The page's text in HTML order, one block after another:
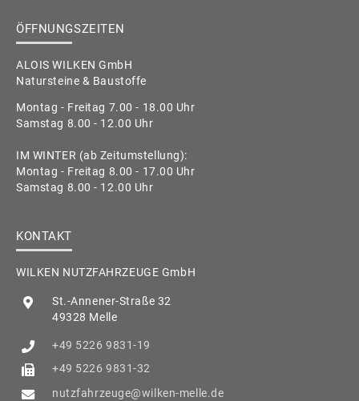
ÖFFNUNGSZEITEN
ALOIS WILKEN GmbH
Natursteine & Baustoffe
Montag - Freitag 7.00 - 18.00 Uhr
Samstag 8.00 - 12.00 Uhr
IM WINTER (ab Zeitumstellung):
Montag - Freitag 8.00 - 17.00 Uhr
Samstag 8.00 - 12.00 Uhr
KONTAKT
WILKEN NUTZFAHRZEUGE GmbH
St.-Annener-Straße 32
49328 Melle
+49 5226 9831-19
+49 5226 9831-32
nutzfahrzeuge@wilken-melle.de